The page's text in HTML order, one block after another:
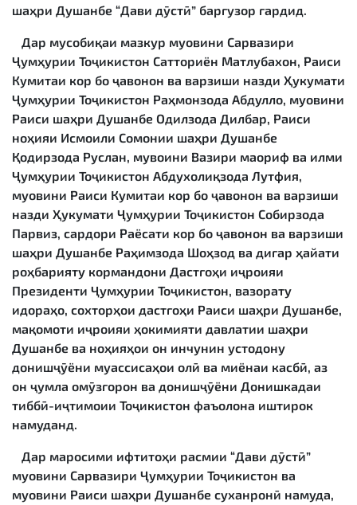
шаҳри Душанбе “Дави дӯстӣ” баргузор гардид.
Дар мусобиқаи мазкур муовини Сарвазири
Ҷумҳурии Тоҷикистон Сатториён Матлубахон, Раиси
Кумитаи кор бо ҷавонон ва варзиши назди Ҳукумати
Ҷумҳурии Тоҷикистон Раҳмонзода Абдулло, муовини
Раиси шаҳри Душанбе Одилзода Дилбар, Раиси
ноҳияи Исмоили Сомонии шаҳри Душанбе
Қодирзода Руслан, мувоини Вазири маориф ва илми
Ҷумҳурии Тоҷикистон Абдухолиқзода Лутфия,
муовини Раиси Кумитаи кор бо ҷавонон ва варзиши
назди Ҳукумати Ҷумҳурии Тоҷикистон Собирзода
Парвиз, сардори Раёсати кор бо ҷавонон ва варзиши
шаҳри Душанбе Раҳимзода Шоҳзод ва дигар ҳайати
роҳбарияту кормандони Дастгоҳи иҷроияи
Президенти Ҷумҳурии Тоҷикистон, вазорату
идораҳо, сохторҳои дастгоҳи Раиси шаҳри Душанбе,
мақомоти иҷроияи ҳокимияти давлатии шаҳри
Душанбе ва ноҳияҳои он инчунин устодону
донишҷӯёни муассисаҳои олӣ ва миёнаи касбӣ, аз
он ҷумла омӯзгорон ва донишҷӯёни Донишкадаи
тиббӣ-иҷтимоии Тоҷикистон фаъолона иштирок
намуданд.
Дар маросими ифтитоҳи расмии “Дави дӯстӣ”
муовини Сарвазири Ҷумҳурии Тоҷикистон ва
муовини Раиси шаҳри Душанбе суханронӣ намуда,